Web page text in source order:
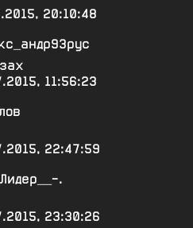
20:10:48
11:56:23
22:47:59
.
23:30:26